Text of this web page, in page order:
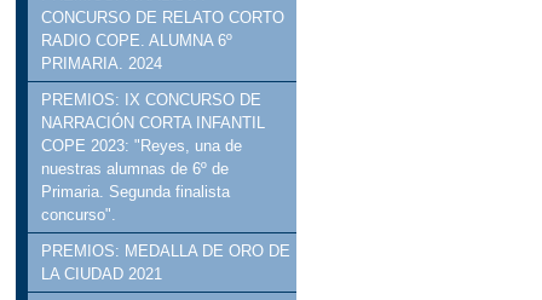
CONCURSO DE RELATO CORTO
RADIO COPE. ALUMNA 6º
PRIMARIA. 2024
PREMIOS: IX CONCURSO DE
NARRACIÓN CORTA INFANTIL
COPE 2023: "Reyes, una de
nuestras alumnas de 6º de
Primaria. Segunda finalista
concurso".
PREMIOS: MEDALLA DE ORO DE
LA CIUDAD 2021